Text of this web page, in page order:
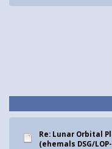
Re: Lunar Orbital
(ehemals DSG/